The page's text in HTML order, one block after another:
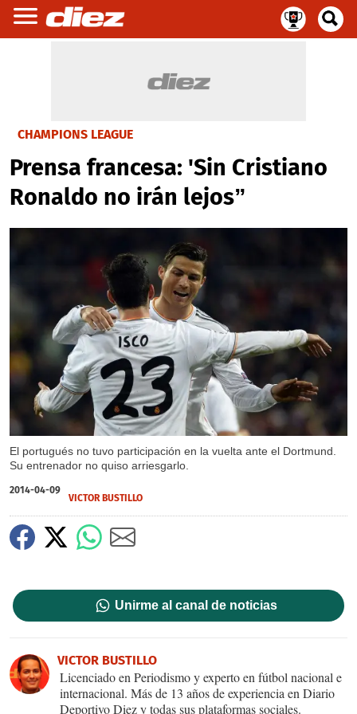
CHAMPIONS LEAGUE
Prensa francesa: 'Sin Cristiano
Ronaldo no irán lejos”
El portugués no tuvo participación en la vuelta ante el Dortmund.
Su entrenador no quiso arriesgarlo.
2014-04-09
VICTOR BUSTILLO
Unirme al canal de noticias
VICTOR BUSTILLO
Licenciado en Periodismo y experto en fútbol nacional e
internacional. Más de 13 años de experiencia en Diario
Deportivo Diez y todas sus plataformas sociales.